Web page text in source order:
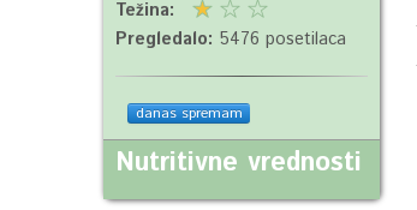
Težina:
Pregledalo: 5476 posetilaca
danas spremam
Nutritivne vrednosti